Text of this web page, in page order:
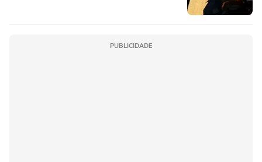
PUBLICIDADE